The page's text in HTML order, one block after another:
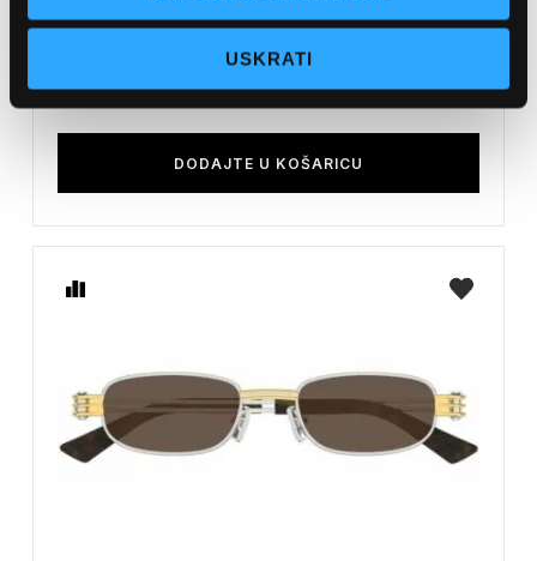
USKRATI
BOTTEGA VENETA
SUNČANE NAOČALE BOTTEGA
VENETA BV1281S 001 99
420,00 EUR
DODAJTE U KOŠARICU